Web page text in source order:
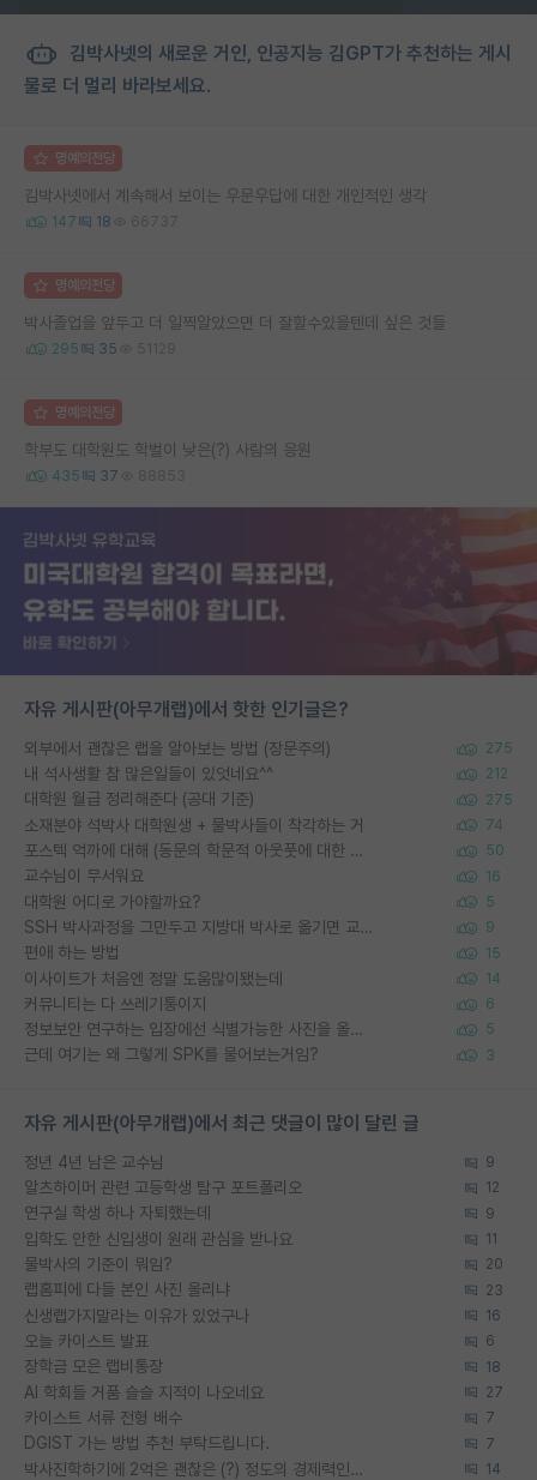
김박사넷의 새로운 거인, 인공지능 김GPT가 추천하는 게시
물로 더 멀리 바라보세요.
명예의전당
김박사넷에서 계속해서 보이는 우문우답에 대한 개인적인 생각
147 18 66737
명예의전당
박사졸업을 앞두고 더 일찍알았으면 더 잘할수있을텐데 싶은 것들
295 35 51129
명예의전당
학부도 대학원도 학벌이 낮은(?) 사람의 응원
435 37 88853
자유 게시판(아무개랩)에서 핫한 인기글은?
외부에서 괜찮은 랩을 알아보는 방법 (장문주의) 275
내 석사생활 참 많은일들이 있엇네요^^ 212
대학원 월급 정리해준다 (공대 기준) 275
소재분야 석박사 대학원생 + 물박사들이 착각하는 거 74
포스텍 억까에 대해 (동문의 학문적 아웃풋에 대한 반박) 50
교수님이 무서워요 16
대학원 어디로 가야할까요? 5
SSH 박사과정을 그만두고 지방대 박사로 옮기면 교수의 꿈은 끝일까요? 9
편애 하는 방법 15
이사이트가 처음엔 정말 도움많이됐는데 14
커뮤니티는 다 쓰레기통이지 6
정보보안 연구하는 입장에선 식별가능한 사진을 올리는건 비추이긴함 5
근데 여기는 왜 그렇게 SPK를 물어보는거임? 3
자유 게시판(아무개랩)에서 최근 댓글이 많이 달린 글
정년 4년 남은 교수님 9
알츠하이머 관련 고등학생 탐구 포트폴리오 12
연구실 학생 하나 자퇴했는데 9
입학도 안한 신입생이 원래 관심을 받나요 11
물박사의 기준이 뭐임? 20
랩홈피에 다들 본인 사진 올리냐 23
신생랩가지말라는 이유가 있었구나 16
오늘 카이스트 발표 6
장학금 모은 랩비통장 18
AI 학회들 거품 슬슬 지적이 나오네요 27
카이스트 서류 전형 배수 7
DGIST 가는 방법 추천 부탁드립니다. 7
박사진학하기에 2억은 괜찮은 (?) 정도의 경제력인가요 14